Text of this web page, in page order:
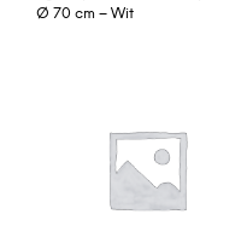
Ø 70 cm – Wit